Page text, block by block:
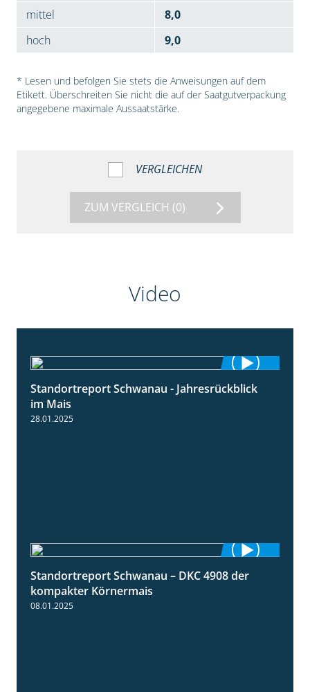
mittel
8,0
hoch
9,0
* Lesen und befolgen Sie stets die Anweisungen auf dem
Etikett. Überschreiten Sie nicht die auf der Saatgutverpackung
angegebene maximale Aussaatstärke.
VERGLEICHEN
ZUM VERGLEICH (0)
Video
4:25
Standortreport Schwanau - Jahresrückblick
im Mais
28.01.2025
1:18
Standortreport Schwanau – DKC 4908 der
kompakter Körnermais
08.01.2025